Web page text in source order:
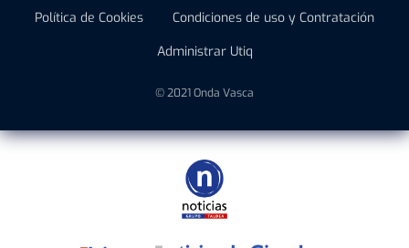
Política de Cookies
Condiciones de uso y Contratación
Administrar Utiq
© 2021 Onda Vasca